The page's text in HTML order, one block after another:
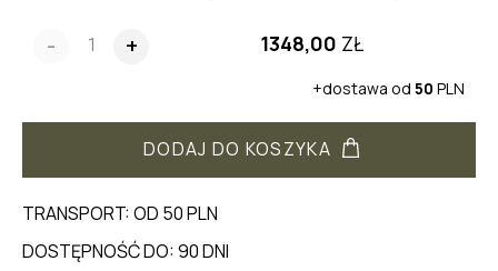
- + 1348,00 ZŁ
+dostawa od 50 PLN
DODAJ DO KOSZYKA
TRANSPORT: OD 50 PLN
DOSTĘPNOŚĆ DO: 90 DNI